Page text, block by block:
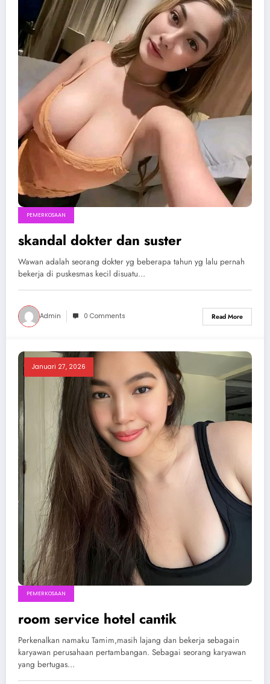
PEMERKOSAAN
skandal dokter dan suster
Wawan adalah seorang dokter yg beberapa tahun yg lalu pernah
bekerja di puskesmas kecil disuatu…
Admin 0 Comments Read More
Januari 27, 2026
PEMERKOSAAN
room service hotel cantik
Perkenalkan namaku Tamim,masih lajang dan bekerja sebagain
karyawan perusahaan pertambangan. Sebagai seorang karyawan
yang bertugas…